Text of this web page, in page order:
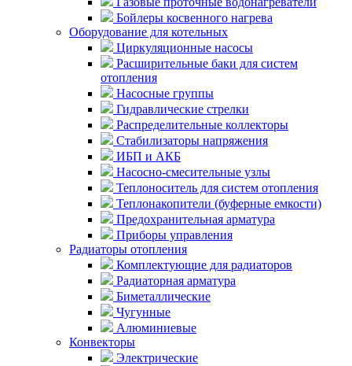
Бойлеры косвенного нагрева
Оборудование для котельных
Циркуляционные насосы
Расширительные баки для систем
отопления
Насосные группы
Гидравлические стрелки
Распределительные коллекторы
Стабилизаторы напряжения
ИБП и АКБ
Насосно-смесительные узлы
Теплоноситель для систем отопления
Теплонакопители (буферные емкости)
Предохранительная арматура
Приборы управления
Радиаторы отопления
Комплектующие для радиаторов
Радиаторная арматура
Биметаллические
Чугунные
Алюминиевые
Конвекторы
Электрические